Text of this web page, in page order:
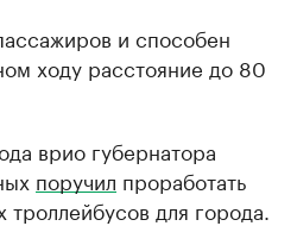
и способен
ходу расстояние до 80
врио губернатора
поручил проработать
для города.